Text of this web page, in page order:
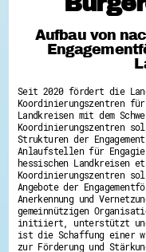
8
Aufbau von
Seit 2020 fördert die
Koordinierungszentren für
Landkreisen mit dem
Koordinierungszentren
Strukturen der
Anlaufstellen für
hessischen Landkreisen
Koordinierungszentren
Angebote der
Anerkennung und
gemeinnützigen
initiiert, unterstützt und
ist die Schaffung einer
zur Förderung und